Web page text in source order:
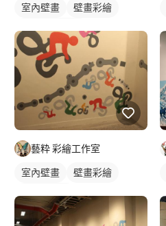
室內壁畫
壁畫彩繪
藝粋 彩繪工作室
室內壁畫
壁畫彩繪